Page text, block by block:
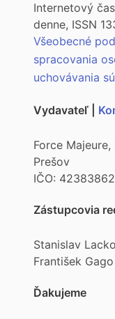
Internetový
denne, ISSN
Všeobecné
spracovania
uchovávania
Vydavateľ |
Force
Prešov
IČO:
Zástupcovia
Stanislav
František Gago
Ďakujeme